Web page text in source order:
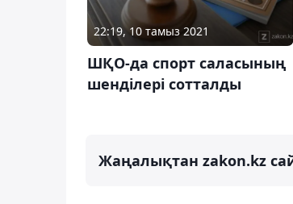
22:19, 10 тамыз 2021
ШҚО-да спорт саласының
шенділері сотталды
Жаңалықтан zakon.kz